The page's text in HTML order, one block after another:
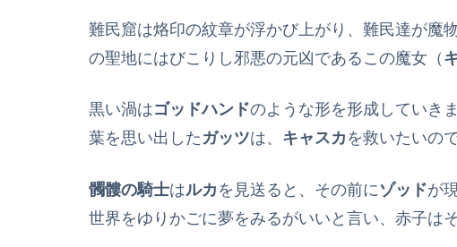
難民窟は烙印の紋章が浮かび上がり、難民達が魔
の聖地にはびこりし邪悪の元凶であるこの魔女（
黒い渦はゴッドハンドのような形を形成していき
葉を思い出した ガッツは、 キャスカ を救いたいの
髑髏の騎士はルカ を見送ると、その前にゾッドが
世界をゆりかごに夢をみるがいいと言い、赤子は